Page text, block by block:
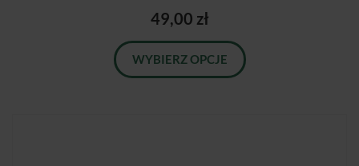
49,00 zł
WYBIERZ OPCJE